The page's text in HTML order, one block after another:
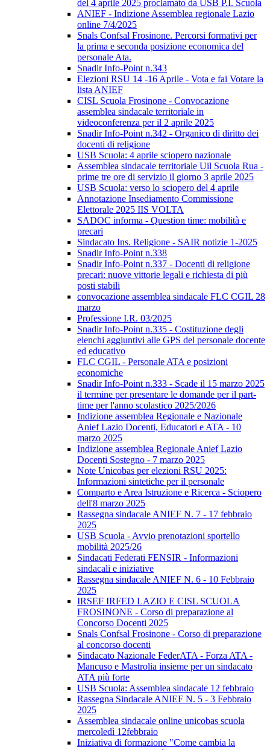
del 4 aprile 2025 proclamato da USB P.I. Scuola
ANIEF - Indizione Assemblea regionale Lazio
online 7/4/2025
Snals Confsal Frosinone. Percorsi formativi per
la prima e seconda posizione economica del
personale Ata.
Snadir Info-Point n.343
Elezioni RSU 14 -16 Aprile - Vota e fai Votare la
lista ANIEF
CISL Scuola Frosinone - Convocazione
assemblea sindacale territoriale in
videoconferenza per il 2 aprile 2025
Snadir Info-Point n.342 - Organico di diritto dei
docenti di religione
USB Scuola: 4 aprile sciopero nazionale
Assemblea sindacale territoriale Uil Scuola Rua -
prime tre ore di servizio il giorno 3 aprile 2025
USB Scuola: verso lo sciopero del 4 aprile
Annotazione Insediamento Commissione
Elettorale 2025 IIS VOLTA
SADOC informa - Question time: mobilità e
precari
Sindacato Ins. Religione - SAIR notizie 1-2025
Snadir Info-Point n.338
Snadir Info-Point n.337 - Docenti di religione
precari: nuove vittorie legali e richiesta di più
posti stabili
convocazione assemblea sindacale FLC CGIL 28
marzo
Professione I.R. 03/2025
Snadir Info-Point n.335 - Costituzione degli
elenchi aggiuntivi alle GPS del personale docente
ed educativo
FLC CGIL - Personale ATA e posizioni
economiche
Snadir Info-Point n.333 - Scade il 15 marzo 2025
il termine per presentare le domande per il part-
time per l'anno scolastico 2025/2026
Indizione assemblea Regionale e Nazionale
Anief Lazio Docenti, Educatori e ATA - 10
marzo 2025
Indizione assemblea Regionale Anief Lazio
Docenti Sostegno - 7 marzo 2025
Note Unicobas per elezioni RSU 2025:
Informazioni sintetiche per il personale
Comparto e Area Istruzione e Ricerca - Sciopero
dell'8 marzo 2025
Rassegna sindacale ANIEF N. 7 - 17 febbraio
2025
USB Scuola - Avvio prenotazioni sportello
mobilità 2025/26
Sindacati Federati FENSIR - Informazioni
sindacali e iniziative
Rassegna sindacale ANIEF N. 6 - 10 Febbraio
2025
IRSEF IRFED LAZIO E CISL SCUOLA
FROSINONE - Corso di preparazione al
Concorso Docenti 2025
Snals Confsal Frosinone - Corso di preparazione
al concorso docenti
Sindacato Nazionale FederATA - Forza ATA -
Mancuso e Mastrolia insieme per un sindacato
ATA più forte
USB Scuola: Assemblea sindacale 12 febbraio
Rassegna Sindacale ANIEF N. 5 - 3 Febbraio
2025
Assemblea sindacale online unicobas scuola
mercoledì 12febbraio
Iniziativa di formazione "Come cambia la